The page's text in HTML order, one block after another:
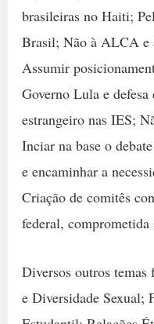
brasileiras no Haiti;
Brasil; Não à ALCA
Assumir
Governo Lula e
estrangeiro nas IES;
Inciar na base o
e encaminhar a
Criação de comitês
federal,
Diversos outros temas
e Diversidade Sexual;